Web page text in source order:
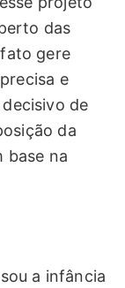
das
gere
e
de
da
base na
a infância